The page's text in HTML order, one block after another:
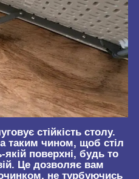
стійкість столу.
таким чином, щоб стіл
поверхні, будь то
Це дозволяє вам
не турбуючись